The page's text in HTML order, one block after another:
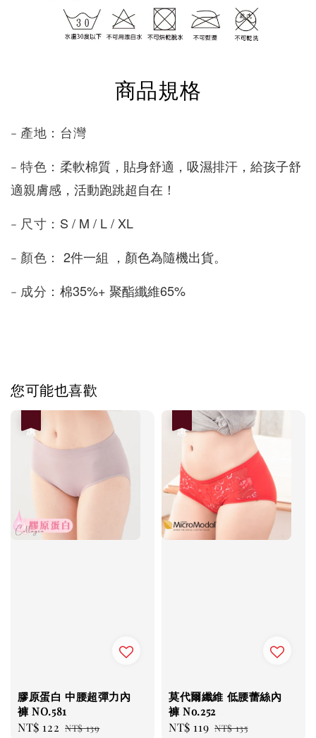
商品規格
- 產地：台灣
- 特色： 柔軟棉質，貼身舒適，吸濕排汗，給孩子舒
適親膚感，活動跑跳超自在！
- 尺寸： S / M / L / XL
- 顏色： 2件一組 ，顏色為隨機出貨。
- 成分： 棉35%+ 聚酯纖維65%
您可能也喜歡
膠原蛋白 中腰超彈力內
褲 NO.581
Sale
NT$ 122 Regular
NT$ 139
莫代爾纖維 低腰蕾絲內
褲 No.252
Sale
NT$ 119 Regular
NT$ 135